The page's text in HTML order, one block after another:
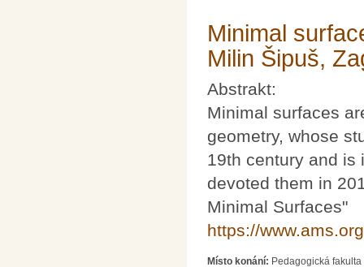
Minimal
Milin Šipuš,
Abstrakt:
Minimal surfaces
geometry, whose
19th century and is
devoted them in
Minimal Surfaces"
https://
Místo konání: Pedagogická